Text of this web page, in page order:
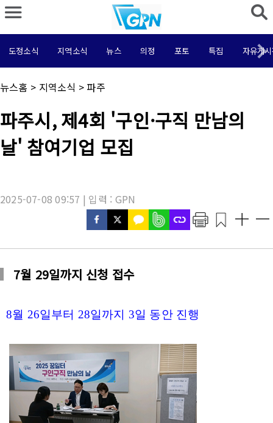
도정소식 지역소식 뉴스 의정 포토 특집 자유게
채
널
:
뉴스홈 > 지역소식 > 파주
기
사
목
파주시, 제4회 '구인·구직 만남의
날' 참여기업 모집
2025-07-08 09:57 | 입력 : GPN
7월 29일까지 신청 접수
8월 26일부터 28일까지 3일 동안 진행